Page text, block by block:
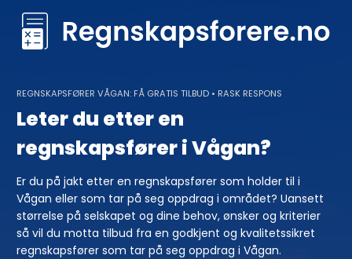
content
REGNSKAPSFØRER VÅGAN: FÅ GRATIS TILBUD • RASK RESPONS
Leter du etter en
regnskapsfører i Vågan?
Er du på jakt etter en regnskapsfører som holder til i
Vågan eller som tar på seg oppdrag i området? Uansett
størrelse på selskapet og dine behov, ønsker og kriterier
så vil du motta tilbud fra en godkjent og kvalitetssikret
regnskapsfører som tar på seg oppdrag i Vågan.